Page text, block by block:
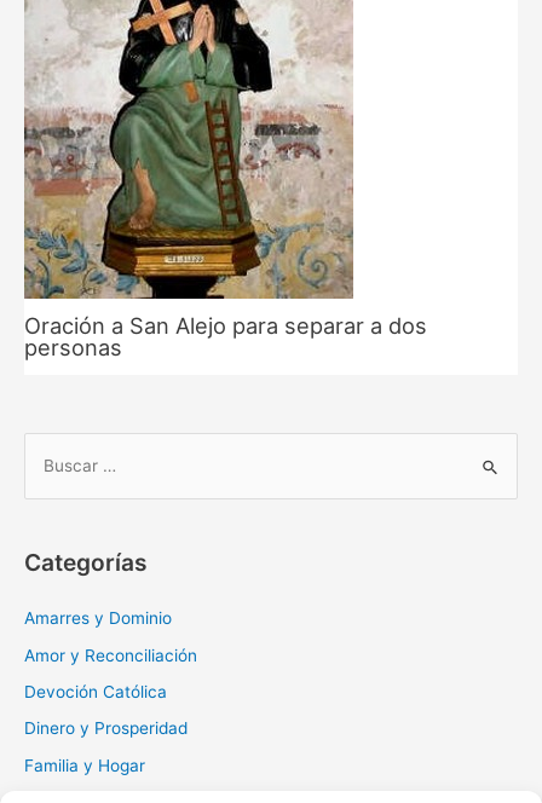
Oración a San Alejo para separar a dos
personas
r
Categorías
Amarres y Dominio
Amor y Reconciliación
Devoción Católica
Dinero y Prosperidad
Familia y Hogar